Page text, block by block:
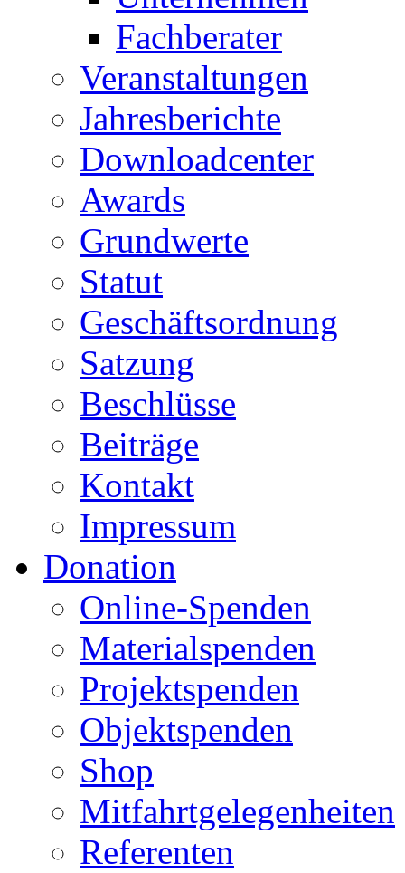
Fachberater
Veranstaltungen
Jahresberichte
Downloadcenter
Awards
Grundwerte
Statut
Geschäftsordnung
Satzung
Beschlüsse
Beiträge
Kontakt
Impressum
Donation
Online-Spenden
Materialspenden
Projektspenden
Objektspenden
Shop
Mitfahrtgelegenheiten
Referenten